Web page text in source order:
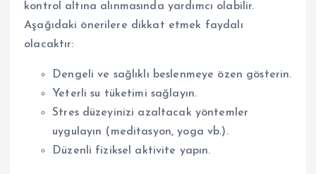
kontrol altına alınmasında yardımcı olabilir.
Aşağıdaki önerilere dikkat etmek faydalı
olacaktır:
Dengeli ve sağlıklı beslenmeye özen gösterin.
Yeterli su tüketimi sağlayın.
Stres düzeyinizi azaltacak yöntemler
uygulayın (meditasyon, yoga vb.).
Düzenli fiziksel aktivite yapın.